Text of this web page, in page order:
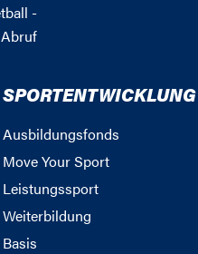
-
SPORTENTWICKLUNG
Ausbildungsfonds
Move Your Sport
Leistungssport
Weiterbildung
Basis